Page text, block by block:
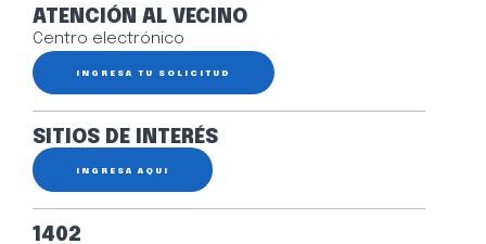
ATENCIÓN AL VECINO
Centro electrónico
INGRESA TU SOLICITUD
SITIOS DE INTERÉS
INGRESA AQUÍ
1402